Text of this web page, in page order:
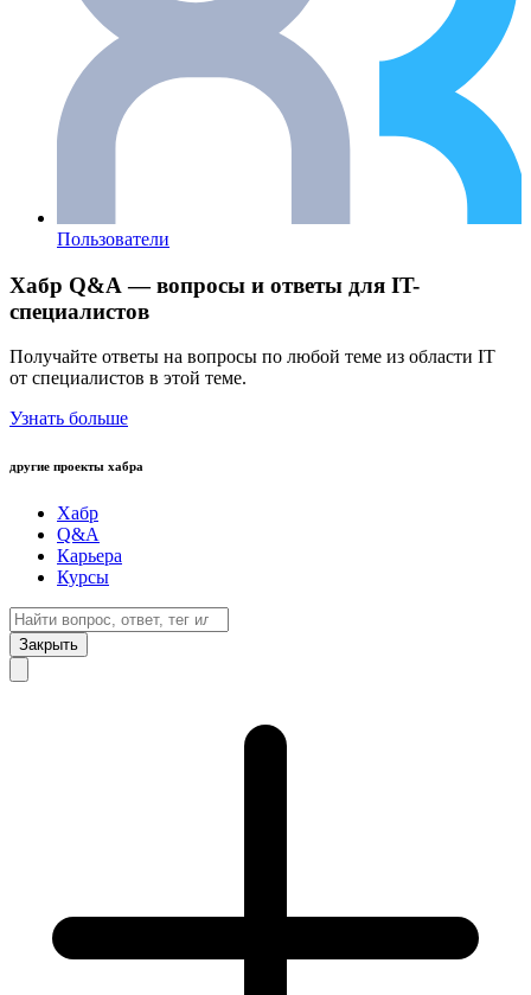
Пользователи
Хабр Q&A — вопросы и ответы для IT-
специалистов
Получайте ответы на вопросы по любой теме из области IT
от специалистов в этой теме.
Узнать больше
другие проекты хабра
Хабр
Q&A
Карьера
Курсы
Закрыть